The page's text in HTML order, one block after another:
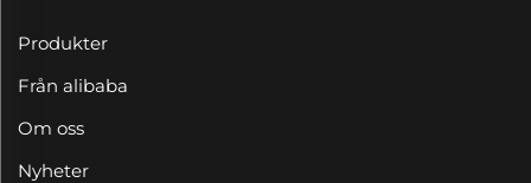
Produkter
Från alibaba
Om oss
Nyheter